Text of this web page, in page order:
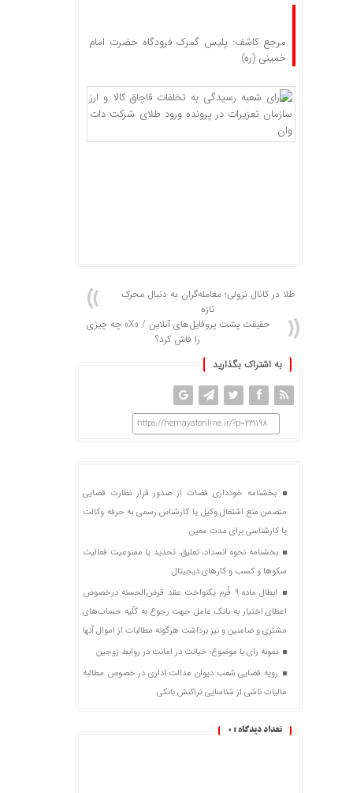
مرجع کاشف: پلیس گمرک فرودگاه حضرت امام
خمینی (ره)
طلا در کانال نزولی؛ معامله‌گران به دنبال محرک
تازه
حقیقت پشت پروفایل‌های آنلاین / «X» چه چیزی
را فاش کرد؟
به اشتراک بگذارید
https://hemayatonline.ir/?p=231198
بخشنامه خودداری قضات از صدور قرار نظارت قضایی
متضمن منع اشتغال وکیل یا کارشناس رسمی به حرفه وکالت
یا کارشناسی برای مدت معین
بخشنامه نحوه انسداد، تعلیق، تحدید یا ممنوعیت فعالیت
سکوها و کسب و کارهای دیجیتال
ابطال ماده ۹ فُرم یکنواخت عقد قرض‌الحسنه درخصوص
اعطای اختیار به بانک عامل جهت رجوع به کلّیه حساب‌های
مشتری و ضامنین و نیز برداشت هرگونه مطالبات از اموال آنها
نمونه رای با موضوع: خیانت در امانت در روابط زوجین
رویه قضایی شعب دیوان عدالت اداری در خصوص مطالبه
مالیات ناشی از شناسایی تراکنش بانکی
تعداد دیدگاه : 0